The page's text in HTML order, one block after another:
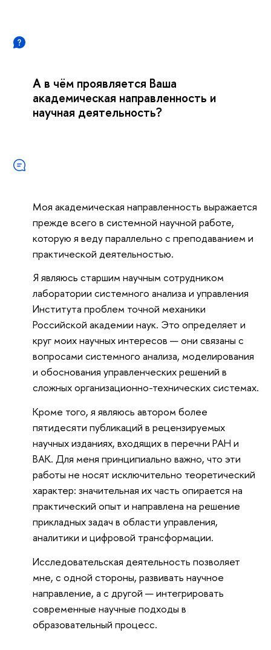
А в чём проявляется Ваша
академическая направленность и
научная деятельность?
Моя академическая направленность выражается
прежде всего в системной научной работе,
которую я веду параллельно с преподаванием и
практической деятельностью.
Я являюсь старшим научным сотрудником
лаборатории системного анализа и управления
Института проблем точной механики
Российской академии наук. Это определяет и
круг моих научных интересов — они связаны с
вопросами системного анализа, моделирования
и обоснования управленческих решений в
сложных организационно-технических системах.
Кроме того, я являюсь автором более
пятидесяти публикаций в рецензируемых
научных изданиях, входящих в перечни РАН и
ВАК. Для меня принципиально важно, что эти
работы не носят исключительно теоретический
характер: значительная их часть опирается на
практический опыт и направлена на решение
прикладных задач в области управления,
аналитики и цифровой трансформации.
Исследовательская деятельность позволяет
мне, с одной стороны, развивать научное
направление, а с другой — интегрировать
современные научные подходы в
образовательный процесс.